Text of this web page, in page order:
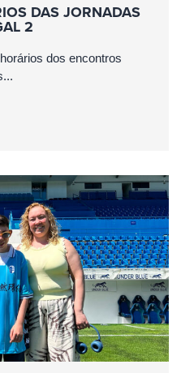
DAS JORNADAS
2
dos encontros